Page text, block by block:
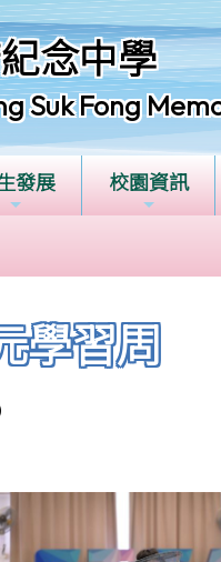
念中學
Suk Fong
發展 校園資訊
學習周